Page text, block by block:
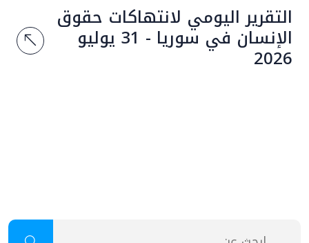
التقرير اليومي لانتهاكات حقوق
الإنسان في سوريا - 31 يوليو
2026